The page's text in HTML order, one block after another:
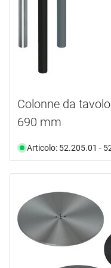
Colonne da
690 mm
Articolo: 52.205.01 -